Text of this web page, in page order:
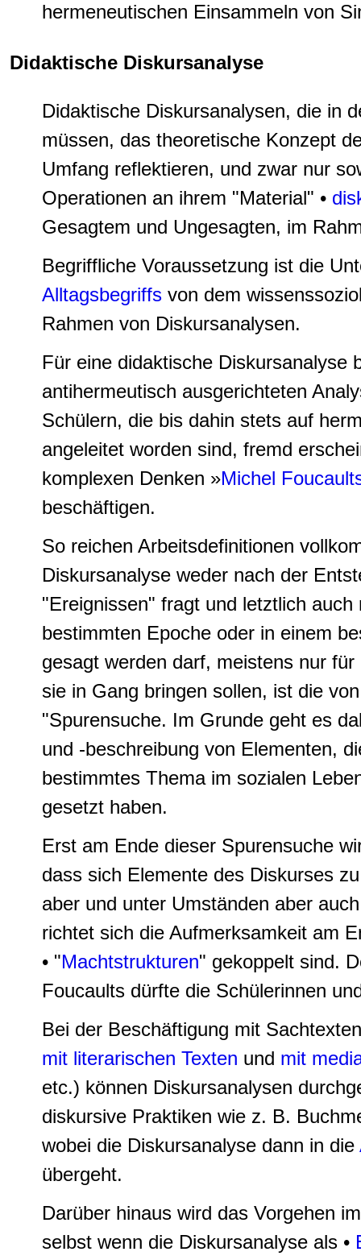
hermeneutischen Einsammeln von
Didaktische Diskursanalyse
Didaktische Diskursanalysen, die in
müssen, das theoretische Konzept
Umfang reflektieren, und zwar nur
Operationen an ihrem "Material" •
Gesagtem und Ungesagten, im
Begriffliche Voraussetzung ist die
Alltagsbegriffs von dem
Rahmen von Diskursanalysen.
Für eine didaktische Diskursanalyse
antihermeutisch ausgerichteten
Schülern, die bis dahin stets auf
angeleitet worden sind, fremd
komplexen Denken »Michel
beschäftigen.
So reichen Arbeitsdefinitionen
Diskursanalyse weder nach der
"Ereignissen" fragt und letztlich
bestimmten Epoche oder in einem
gesagt werden darf, meistens nur
sie in Gang bringen sollen, ist die
"Spurensuche. Im Grunde geht es
und -beschreibung von Elementen,
bestimmtes Thema im sozialen
gesetzt haben.
Erst am Ende dieser Spurensuche
dass sich Elemente des Diskurses
aber und unter Umständen aber
richtet sich die Aufmerksamkeit am
• "Machtstrukturen" gekoppelt sind.
Foucaults dürfte die Schülerinnen
Bei der Beschäftigung mit
mit literarischen Texten und mit
etc.) können Diskursanalysen
diskursive Praktiken wie z. B.
wobei die Diskursanalyse dann in die
übergeht.
Darüber hinaus wird das Vorgehen
selbst wenn die Diskursanalyse als •